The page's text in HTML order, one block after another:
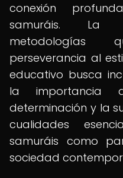
conexión
samuráis. La
perseverancia al
educativo busca
la importancia
determinación y la
cualidades
samuráis como
sociedad